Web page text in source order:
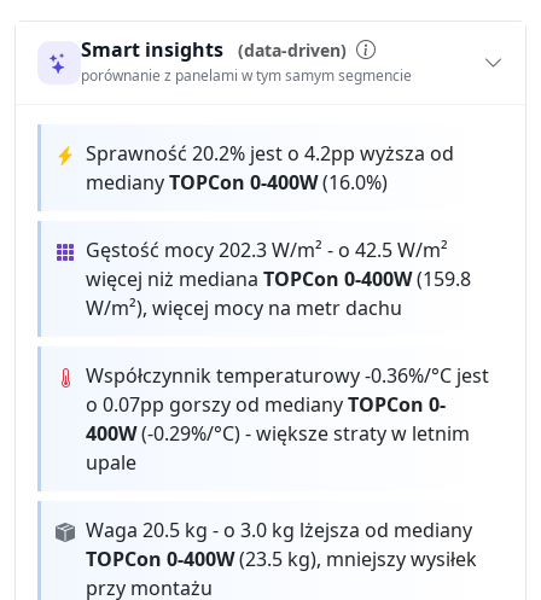
Smart insights (data-driven)
porównanie z panelami w tym samym segmencie
Sprawność 20.2% jest o 4.2pp wyższa od
medianyTOPCon 0-400W(16.0%)
Gęstość mocy 202.3 W/m² - o 42.5 W/m²
więcej niż medianaTOPCon 0-400W(159.8
W/m²), więcej mocy na metr dachu
Współczynnik temperaturowy -0.36%/°C jest
o 0.07pp gorszy od medianyTOPCon 0-
400W(-0.29%/°C) - większe straty w letnim
upale
Waga 20.5 kg - o 3.0 kg lżejsza od mediany
TOPCon 0-400W(23.5 kg), mniejszy wysiłek
przy montażu